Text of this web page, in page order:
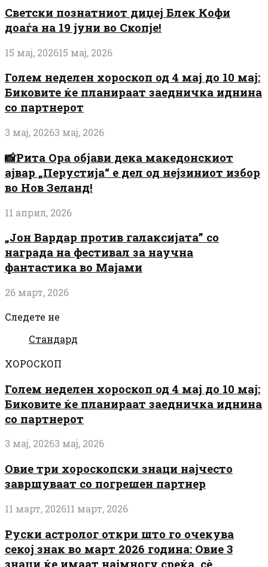
Светски познатниот диџеј Блек Кофи
доаѓа на 19 јуни во Скопје!
15 мај, 202615 мај, 2026
Голем неделен хороскоп од 4 мај до 10 мај:
Биковите ќе планираат заедничка иднина
со партнерот
3 мај, 20263 мај, 2026
📸Рита Ора објави дека македонскиот
ајвар „Перустија“ е дел од нејзиниот избор
во Нов Зеланд!
11 април, 2026
„Јон Вардар против галаксијата” со
награда на фестивал за научна
фантастика во Мајами
26 март, 2026
Следете не
Стандард
ХОРОСКОП
Голем неделен хороскоп од 4 мај до 10 мај:
Биковите ќе планираат заедничка иднина
со партнерот
3 мај, 20263 мај, 2026
Овие три хороскопски знаци најчесто
завршуваат со погрешен партнер
11 март, 202611 март, 2026
Руски астролог откри што го очекува
секој знак во март 2026 година: Овие 3
знаци ќе имаат најмногу среќа, сè...